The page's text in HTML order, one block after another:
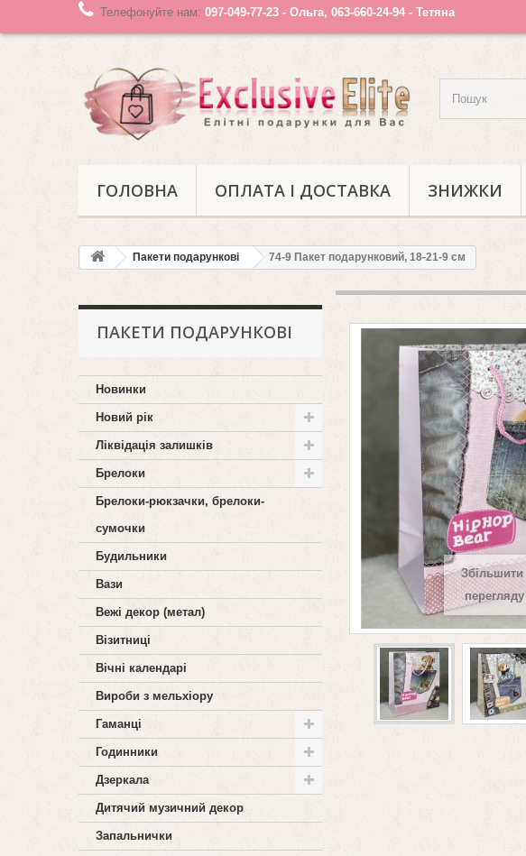
Телефонуйте нам: 097-049-77-23 - Ольга, 063-660-24-94 - Тетяна
ГОЛОВНА ОПЛАТА І ДОСТАВКА ЗНИЖКИ
Пакети подарункові 74-9 Пакет подарунковий, 18-21-9 см
ПАКЕТИ ПОДАРУНКОВІ
Новинки
Новий рік
Ліквідація залишків
Брелоки
Брелоки-рюкзачки, брелоки-
сумочки
Будильники
Вази
Вежі декор (метал)
Візитниці
Вічні календарі
Вироби з мельхіору
Гаманці
Годинники
Дзеркала
Дитячий музичний декор
Запальнички
Збільшити
перегляду